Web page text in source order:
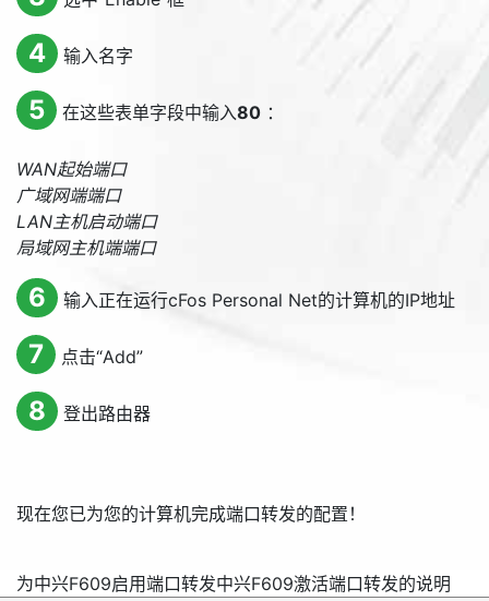
4 输入名字
5 在这些表单字段中输入80：
WAN起始端口
广域网端端口
LAN主机启动端口
局域网主机端端口
6 输入正在运行cFos Personal Net的计算机的IP地址
7 点击“Add”
8 登出路由器
现在您已为您的计算机完成端口转发的配置！
为中兴F609启用端口转发中兴F609激活端口转发的说明